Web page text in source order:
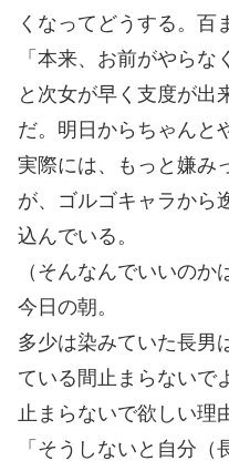
くなってどうする。百
「本来、お前がやら
と次女が早く支度が出
だ。明日からちゃんと
実際には、もっと嫌み
が、ゴルゴキャラから
込んでいる。
（そんなんでいいのか
今日の朝。
多少は染みていた長男
ている間止まらないで
止まらないで欲しい理
「そうしないと自分（